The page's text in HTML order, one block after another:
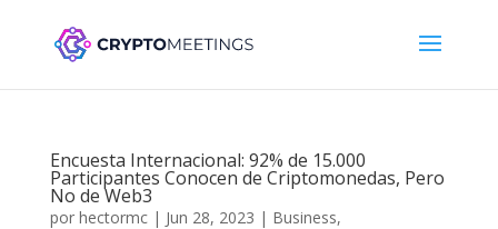
Encuesta Internacional: 92% de 15.000
Participantes Conocen de Criptomonedas, Pero
No de Web3
por hectormc| Jun 28, 2023 | Business,